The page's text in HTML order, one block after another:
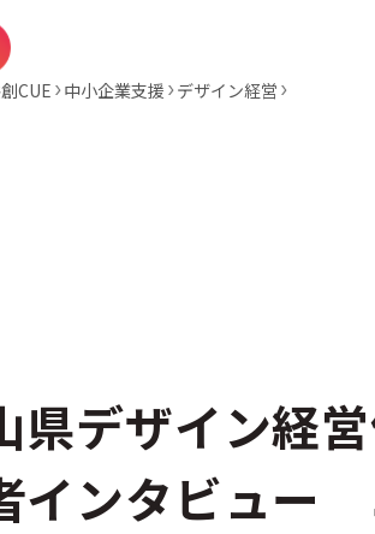
CUE 中小企業支援 デザイン経営
県デザイン経
インタビュー